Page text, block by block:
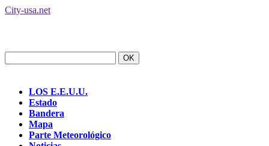
City-usa.net
LOS E.E.U.U.
Estado
Bandera
Mapa
Parte Meteorológico